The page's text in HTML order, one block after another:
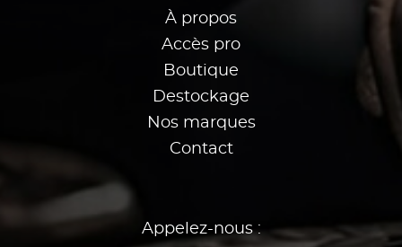
À propos
Accès pro
Boutique
Destockage
Nos marques
Contact
Appelez-nous :